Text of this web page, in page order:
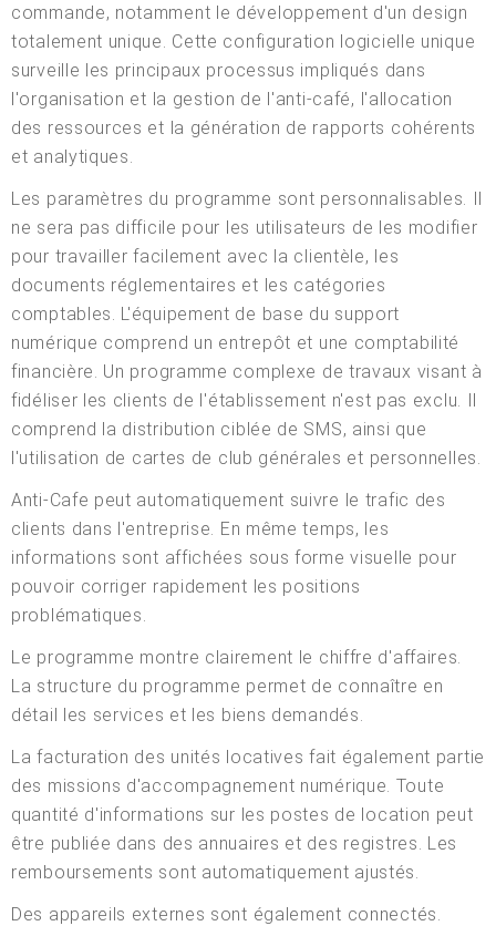
commande, notamment le développement d'un design
totalement unique. Cette configuration logicielle unique
surveille les principaux processus impliqués dans
l'organisation et la gestion de l'anti-café, l'allocation
des ressources et la génération de rapports cohérents
et analytiques.
Les paramètres du programme sont personnalisables. Il
ne sera pas difficile pour les utilisateurs de les modifier
pour travailler facilement avec la clientèle, les
documents réglementaires et les catégories
comptables. L'équipement de base du support
numérique comprend un entrepôt et une comptabilité
financière. Un programme complexe de travaux visant à
fidéliser les clients de l'établissement n'est pas exclu. Il
comprend la distribution ciblée de SMS, ainsi que
l'utilisation de cartes de club générales et personnelles.
Anti-Cafe peut automatiquement suivre le trafic des
clients dans l'entreprise. En même temps, les
informations sont affichées sous forme visuelle pour
pouvoir corriger rapidement les positions
problématiques.
Le programme montre clairement le chiffre d'affaires.
La structure du programme permet de connaître en
détail les services et les biens demandés.
La facturation des unités locatives fait également partie
des missions d'accompagnement numérique. Toute
quantité d'informations sur les postes de location peut
être publiée dans des annuaires et des registres. Les
remboursements sont automatiquement ajustés.
Des appareils externes sont également connectés.